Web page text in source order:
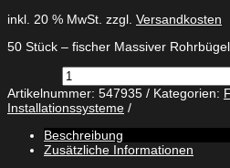
inkl. 20 % MwSt. zzgl. Versandkosten
50 Stück – fischer Massiver
fischer
Massiver
Rohrbügel
FMPSU
80
Menge
Artikelnummer: 547935 Kategorien:
Installationssysteme
Beschreibung
Zusätzliche Informationen